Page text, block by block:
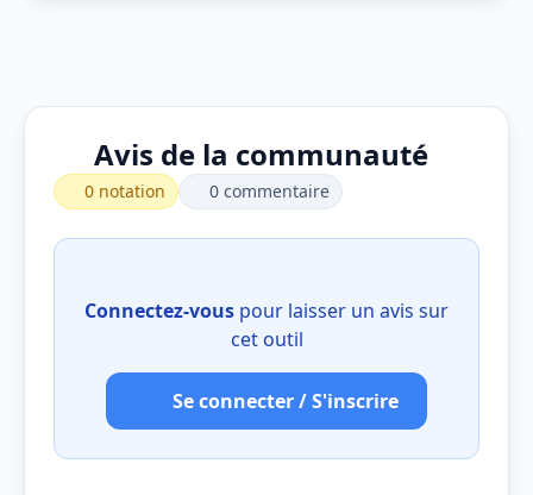
Avis de la communauté
0 notation 0 commentaire
Connectez-vous pour laisser un avis sur
cet outil
Se connecter / S'inscrire